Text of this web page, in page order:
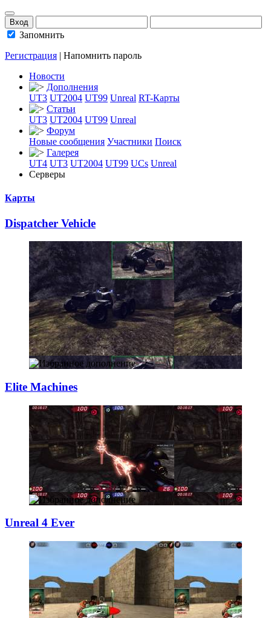
Запомнить
Регистрация | Напомнить пароль
Новости
Дополнения
UT3 UT2004 UT99 Unreal RT-Карты
Статьи
UT3 UT2004 UT99 Unreal
Форум
Новые сообщения Участники Поиск
Галерея
UT4 UT3 UT2004 UT99 UCs Unreal
Серверы
Карты
Dispatcher Vehic­le
Elite Machines
Unreal 4 Ever